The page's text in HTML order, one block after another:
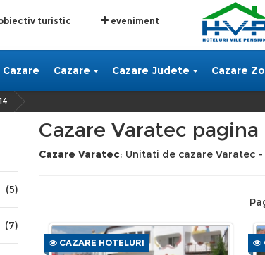
turistic eveniment
Cazare Cazare Judete Cazare
(5)
(7)
Cazare Varatec pagina
Cazare Varatec: Unitati de cazare Varatec
CAZARE HOTELURI